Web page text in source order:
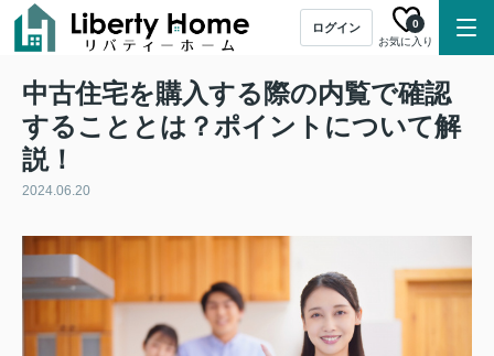
ログイン
お気に入り
0
中古住宅を購入する際の内覧で確認
することとは？ポイントについて解
説！
2024.06.20